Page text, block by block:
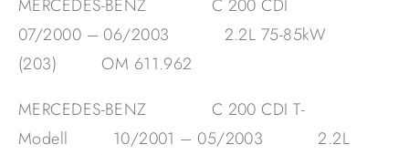
MERCEDES-BENZ C 200 CDI
07/2000 – 06/2003 2.2L 75-85kW
(203) OM 611.962
MERCEDES-BENZ C 200 CDI T-
Modell 10/2001 – 05/2003 2.2L